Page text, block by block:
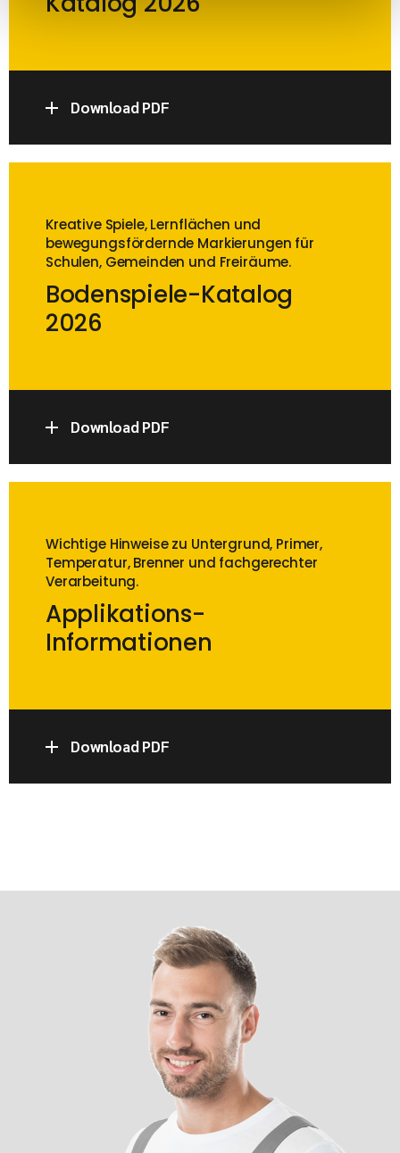
Download PDF
Kreative Spiele, Lernflächen und
bewegungsfördernde Markierungen für
Schulen, Gemeinden und Freiräume.
Bodenspiele-Katalog
2026
Download PDF
Wichtige Hinweise zu Untergrund, Primer,
Temperatur, Brenner und fachgerechter
Verarbeitung.
Applikations-
Informationen
Download PDF